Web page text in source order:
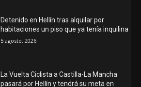
Detenido en Hellín tras alquilar por
habitaciones un piso que ya tenía inquilina
5 agosto, 2026
La Vuelta Ciclista a Castilla-La Mancha
pasará por Hellín y tendrá su meta en